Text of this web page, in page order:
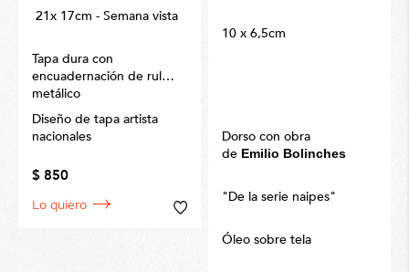
21x 17cm - Semana vista
Tapa dura con
encuadernación de rulo
metálico
Diseño de tapa artista
nacionales
$ 850
Lo quiero
10 x 6,5cm
Dorso con obra
de Emilio Bolinches
"De la serie naipes"
Óleo sobre tela